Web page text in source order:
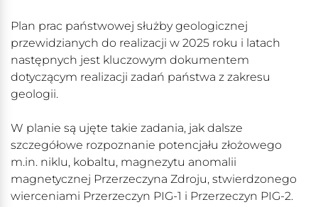
Plan prac państwowej służby geologicznej
przewidzianych do realizacji w 2025 roku i latach
następnych jest kluczowym dokumentem
dotyczącym realizacji zadań państwa z zakresu
geologii.
W planie są ujęte takie zadania, jak dalsze
szczegółowe rozpoznanie potencjału złożowego
m.in. niklu, kobaltu, magnezytu anomalii
magnetycznej Przerzeczyna Zdroju, stwierdzonego
wierceniami Przerzeczyn PIG-1 i Przerzeczyn PIG-2.